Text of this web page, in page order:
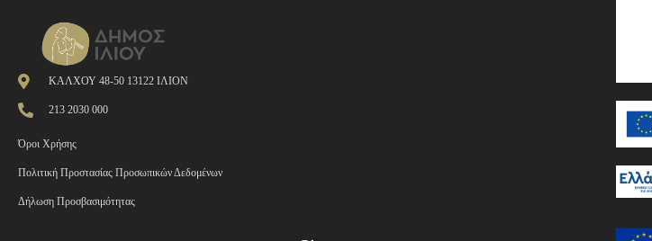
ΚΑΛΧΟΥ 48-50 13122 ΙΛΙΟΝ
213 2030 000
Όροι Χρήσης
Πολιτική Προστασίας Προσωπικών Δεδομένων
Δήλωση Προσβασιμότητας